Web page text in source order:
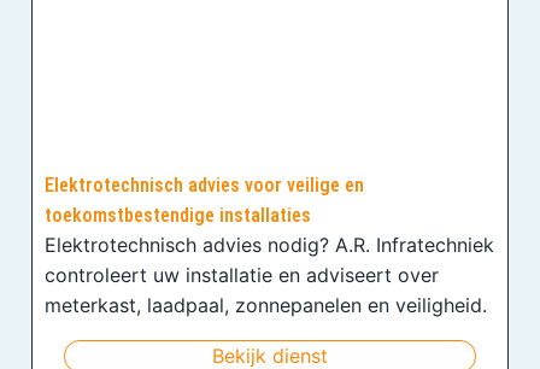
Elektrotechnisch advies voor veilige en
toekomstbestendige installaties
Elektrotechnisch advies nodig? A.R. Infratechniek
controleert uw installatie en adviseert over
meterkast, laadpaal, zonnepanelen en veiligheid.
Bekijk dienst